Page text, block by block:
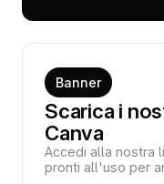
Banner
Scarica i
Canva
Accedi alla nostra
pronti all'uso per